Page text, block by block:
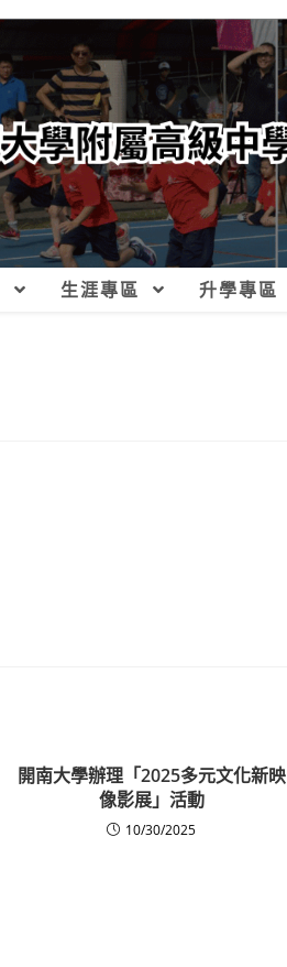
生涯專區 升學專區
開南大學辦理「2025多元文化新映
像影展」活動
10/30/2025